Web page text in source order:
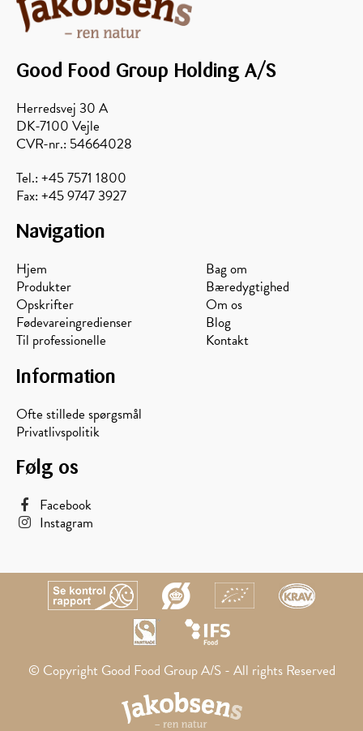
Good Food Group Holding A/S
Herredsvej 30 A
DK-7100 Vejle
CVR-nr.: 54664028
Tel.: +45 7571 1800
Fax: +45 9747 3927
Navigation
Hjem
Produkter
Opskrifter
Fødevareingredienser
Til professionelle
Bag om
Bæredygtighed
Om os
Blog
Kontakt
Information
Ofte stillede spørgsmål
Privatlivspolitik
Følg os
Facebook
Instagram
© Copyright Good Food Group A/S - All rights Reserved